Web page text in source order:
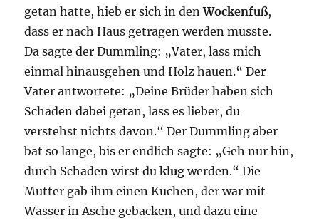
getan hatte, hieb er sich in denWockenfuß,
dass er nach Haus getragen werden musste.
Da sagte der Dummling: „Vater, lass mich
einmal hinausgehen und Holz hauen.“ Der
Vater antwortete: „Deine Brüder haben sich
Schaden dabei getan, lass es lieber, du
verstehst nichts davon.“ Der Dummling aber
bat so lange, bis er endlich sagte: „Geh nur hin,
durch Schaden wirst duklugwerden.“ Die
Mutter gab ihm einen Kuchen, der war mit
Wasser in Asche gebacken, und dazu eine